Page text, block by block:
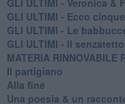
GLI ULTIMI - Ecco cinque
GLI ULTIMI - Le
GLI ULTIMI - Il senzatetto
MATERIA
Il partigiano
Alla fine
Una poesia & un